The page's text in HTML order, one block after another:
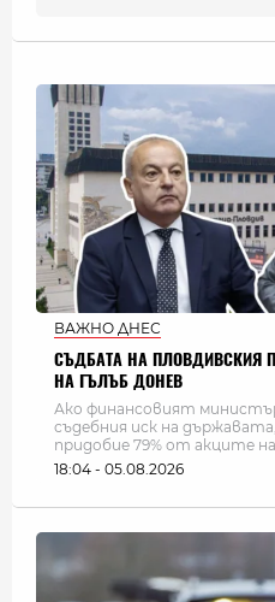
ВАЖНО ДНЕС
СЪДБАТА НА ПЛОВДИВСКИЯ
НА ГЪЛЪБ ДОНЕВ
Ако финансовият
съдебния иск на
придобие 79% от акците
18:04 - 05.08.2026